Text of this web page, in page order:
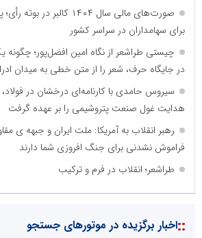
صورت‌های مالی سال ۱۴۰۴
برای سهامداران در سراسر کشور
چیستی طراشعر از نگاه امین افضل‌پور؛ چگونه
در جایگاه حرف، شعر را از متن خطی به میدان
سیروس حامدی با کارنامه‌ای درخشان در فولاد،
هدایت غول صنعت پتروشیمی را بر عهده گرفت
رهبر انقلاب به آمریکا: ملت ایران و جبهه ی
فراموش نشدنی برای جنگ افروزی شما دارند
طراشعر؛ انقلاب در فرم و ترکیب
::اخبار برگزیده در موتورهای جستجو